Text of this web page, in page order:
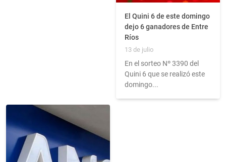
El Quini 6 de este domingo
dejo 6 ganadores de Entre
Ríos
13 de julio
En el sorteo Nº 3390 del
Quini 6 que se realizó este
domingo...